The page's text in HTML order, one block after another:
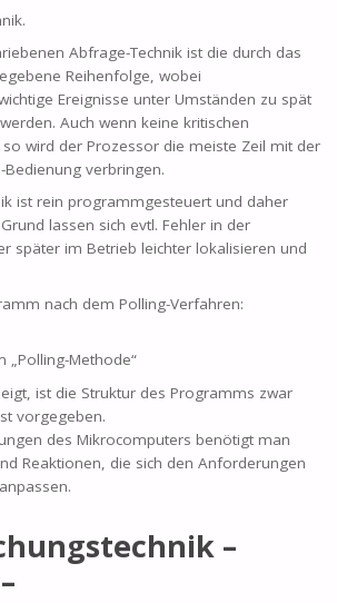
Abfrage-Technik ist die durch das
Reihenfolge, wobei
Ereignisse unter Umständen zu spät
Auch wenn keine kritischen
wird der Prozessor die meiste Zeil mit der
verbringen.
ist rein programmgesteuert und daher
lassen sich evtl. Fehler in der
später im Betrieb leichter lokalisieren und
nach dem Polling-Verfahren:
„Polling-Methode“
ist die Struktur des Programms zwar
vorgegeben.
des Mikrocomputers benötigt man
Reaktionen, die sich den Anforderungen
–